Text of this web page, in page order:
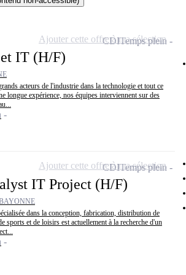
IT (H/F)
acteurs de l'industrie dans la technologie et tout ce
longue expérience, nos équipes interviennent sur des
CDITemps plein
Ajouter cette offre à ma sélection
IT Project (H/F)
dans la conception, fabrication, distribution de
sports et de loisirs est actuellement à la recherche d'un
CDITemps plein
Ajouter cette offre à ma sélection